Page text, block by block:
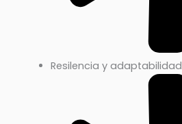
Resilencia y adaptabilidad